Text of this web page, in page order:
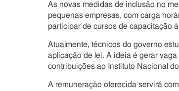
As novas medidas de inclusão no
pequenas empresas, com carga
participar de cursos de capacitação
Atualmente, técnicos do governo
aplicação de lei. A ideia é gerar
contribuições ao Instituto Nacional
A remuneração oferecida servirá